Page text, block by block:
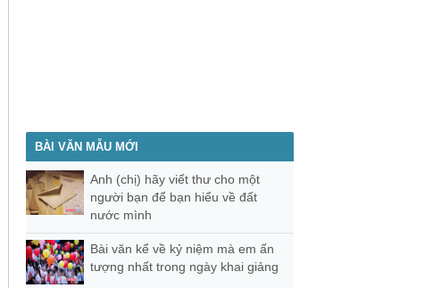
BÀI VĂN MẪU MỚI
Anh (chị) hãy viết thư cho một
người bạn để bạn hiểu về đất
nước mình
Bài văn kể về kỷ niệm mà em ấn
tượng nhất trong ngày khai giảng